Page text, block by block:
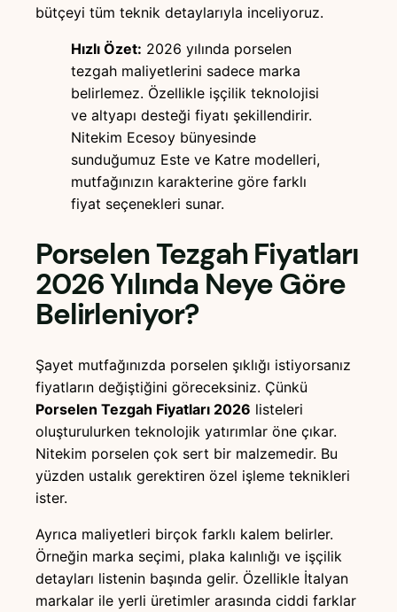
bütçeyi tüm teknik detaylarıyla inceliyoruz.
Hızlı Özet: 2026 yılında porselen
tezgah maliyetlerini sadece marka
belirlemez. Özellikle işçilik teknolojisi
ve altyapı desteği fiyatı şekillendirir.
Nitekim Ecesoy bünyesinde
sunduğumuz Este ve Katre modelleri,
mutfağınızın karakterine göre farklı
fiyat seçenekleri sunar.
Porselen Tezgah Fiyatları
2026 Yılında Neye Göre
Belirleniyor?
Şayet mutfağınızda porselen şıklığı istiyorsanız
fiyatların değiştiğini göreceksiniz. Çünkü
Porselen Tezgah Fiyatları 2026 listeleri
oluşturulurken teknolojik yatırımlar öne çıkar.
Nitekim porselen çok sert bir malzemedir. Bu
yüzden ustalık gerektiren özel işleme teknikleri
ister.
Ayrıca maliyetleri birçok farklı kalem belirler.
Örneğin marka seçimi, plaka kalınlığı ve işçilik
detayları listenin başında gelir. Özellikle İtalyan
markalar ile yerli üretimler arasında ciddi farklar